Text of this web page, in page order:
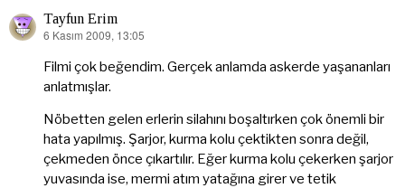
Tayfun Erim
dedi
6 Kasım 2009, 13:05
Filmi çok beğendim. Gerçek anlamda askerde yaşananları
anlatmışlar.
Nöbetten gelen erlerin silahını boşaltırken çok önemli bir
hata yapılmış. Şarjor, kurma kolu çektikten sonra değil,
çekmeden önce çıkartılır. Eğer kurma kolu çekerken şarjor
yuvasında ise, mermi atım yatağına girer ve tetik